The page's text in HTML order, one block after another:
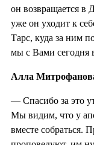
он возвращается в
уже он уходит к
Тарс, куда за ним
мы с Вами сегодня
Алла
— Спасибо за это
Мы видим, что у
вместе собраться.